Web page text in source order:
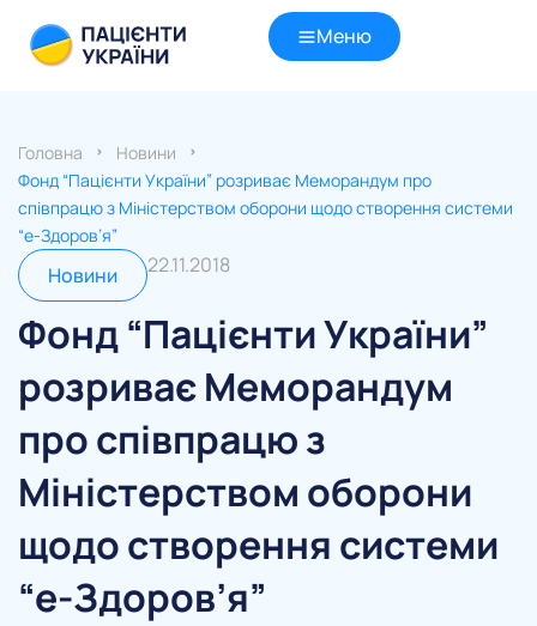
Меню
Головна
Новини
Фонд “Пацієнти України” розриває Меморандум про
співпрацю з Міністерством оборони щодо створення системи
“е-Здоров’я”
Новини 22.11.2018
Фонд “Пацієнти України”
розриває Меморандум
про співпрацю з
Міністерством оборони
щодо створення системи
“е-Здоров’я”